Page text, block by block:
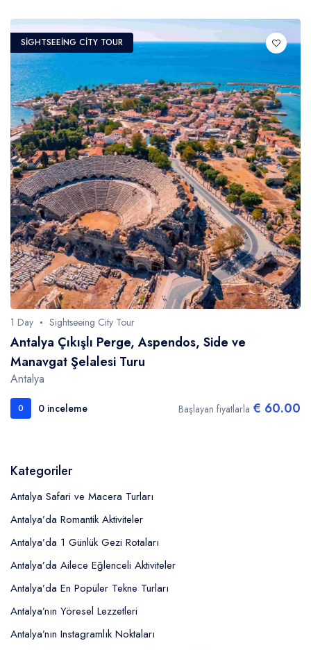
SIGHTSEEING CITY TOUR
1 Day Sightseeing City Tour
Antalya Çıkışlı Perge, Aspendos, Side ve
Manavgat Şelalesi Turu
Antalya
0 0 inceleme Başlayan fiyatlarla € 60.00
Kategoriler
Antalya Safari ve Macera Turları
Antalya’da Romantik Aktiviteler
Antalya’da 1 Günlük Gezi Rotaları
Antalya’da Ailece Eğlenceli Aktiviteler
Antalya’da En Popüler Tekne Turları
Antalya’nın Yöresel Lezzetleri
Antalya’nın Instagramlık Noktaları